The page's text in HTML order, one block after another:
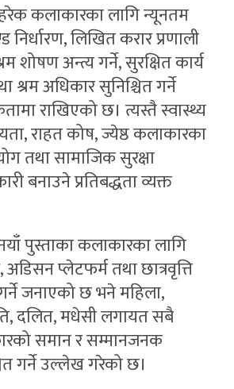
हरेक कलाकारका लागि न्यूनतम
निर्धारण, लिखित करार प्रणाली
शोषण अन्त्य गर्ने, सुरक्षित कार्य
श्रम अधिकार सुनिश्चित गर्ने
राखिएको छ। त्यस्तै स्वास्थ्य
राहत कोष, ज्येष्ठ कलाकारका
तथा सामाजिक सुरक्षा
बनाउने प्रतिबद्धता व्यक्त
पुस्ताका कलाकारका लागि
प्लेटफर्म तथा छात्रवृत्ति
जनाएको छ भने महिला,
दलित, मधेसी लगायत सबै
समान र सम्मानजनक
गर्ने उल्लेख गरेको छ।